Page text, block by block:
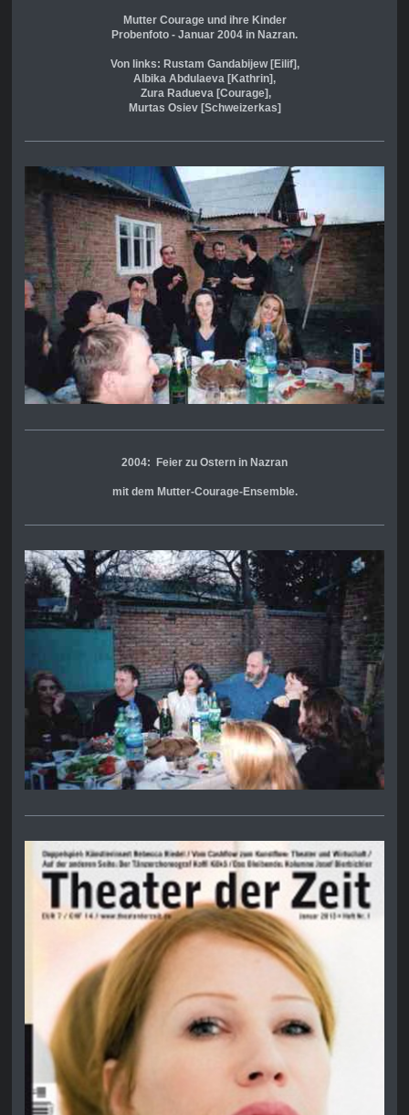
Mutter Courage und ihre Kinder
Probenfoto - Januar 2004 in Nazran.
Von links: Rustam Gandabijew [Eilif],
Albika Abdulaeva [Kathrin],
Zura Radueva [Courage],
Murtas Osiev [Schweizerkas]
2004: Feier zu Ostern in Nazran
mit dem Mutter-Courage-Ensemble.